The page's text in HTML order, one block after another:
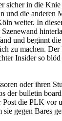
in die
und die
weiter. In
und beginnt
zu machen.
Insider so
oder ihren
bulletin
die PLK
gegen